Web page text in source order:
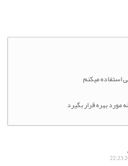
استفاده میکنم
مورد بهره قرار بگیرد